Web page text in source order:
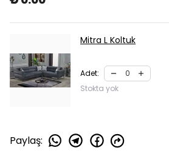
Mitra L Koltuk
Adet:
Stokta yok
Paylaş: